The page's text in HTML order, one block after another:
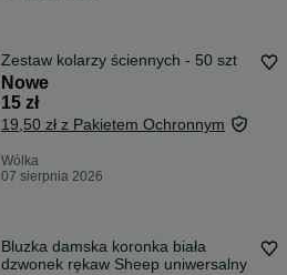
Zestaw kolarzy ściennych - 50 szt
Nowe
15 zł
19,50 zł z Pakietem Ochronnym
Wólka
07 sierpnia 2026
Bluzka damska koronka biała
dzwonek rękaw Sheep uniwersalny